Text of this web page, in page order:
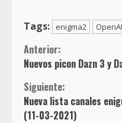
Tags: enigma2
Sigue
leyendo
Anterior:
Nuevos picon Dazn 3 y
Siguiente:
Nueva lista canales
(11-03-2021)